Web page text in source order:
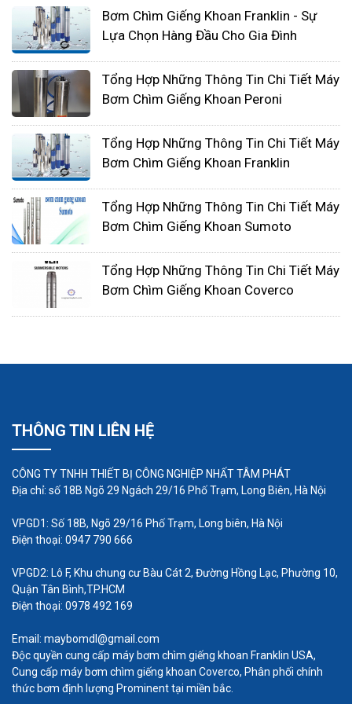
Bộ phận hoạt động chủ yếu của máy bơm giếng
hoạt động được nữa. Bạn nên bảo quản chúng
cẩn thận trong quá trình vận hành, có thể là thay
cánh mới, kiểm tra định kỳ, tháo rời để vệ sinh
sạch sẽ… Tuy nhiên, cần đảm bảo tất cả những
việc này đều đã thông qua sự đồng ý của các
chuyên gia sản xuất chứ không được tự ý quyết
định, tránh tình trạng tiền mất tật mang.
Lựa chọn máy bơm chưa chính xác
Không phải ai cũng là chuyên gia trong lĩnh vực
máy bơm công nghiệp. Chính vì thế, khi đưa ra các
quyết định lựa chọn máy bơm giếng khoan hay
Bơm Chìm Giếng Khoan Franklin - Sự
Lựa Chọn Hàng Đầu Cho Gia Đình
Tổng Hợp Những Thông Tin Chi Tiết Máy
Bơm Chìm Giếng Khoan Peroni
Tổng Hợp Những Thông Tin Chi Tiết Máy
Bơm Chìm Giếng Khoan Franklin
Tổng Hợp Những Thông Tin Chi Tiết Máy
Bơm Chìm Giếng Khoan Sumoto
Tổng Hợp Những Thông Tin Chi Tiết Máy
Bơm Chìm Giếng Khoan Coverco
THÔNG TIN LIÊN HỆ
CÔNG TY TNHH THIẾT BỊ CÔNG NGHIỆP NHẤT TÂM PHÁT
Địa chỉ: số 18B Ngõ 29 Ngách 29/16 Phố Trạm, Long Biên, Hà Nội
VPGD1: Số 18B, Ngõ 29/16 Phố Trạm, Long biên, Hà Nội
Điện thoại: 0947 790 666
VPGD2: Lô F, Khu chung cư Bàu Cát 2, Đường Hồng Lạc, Phường 10,
Quận Tân Bình,TP.HCM
Điện thoại: 0978 492 169
Email: maybomdl@gmail.com
Độc quyền cung cấp máy bơm chìm giếng khoan Franklin USA,
Cung cấp máy bơm chìm giếng khoan Coverco, Phân phối chính
thức bơm định lượng Prominent tại miền bắc.